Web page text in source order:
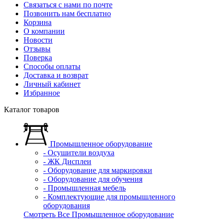
Связаться с нами по почте
Позвонить нам бесплатно
Корзина
О компании
Новости
Отзывы
Поверка
Способы оплаты
Доставка и возврат
Личный кабинет
Избранное
Каталог товаров
Промышленное оборудование
- Осушители воздуха
- ЖК Дисплеи
- Оборудование для маркировки
- Оборудование для обучения
- Промышленная мебель
- Комплектующие для промышленного
оборудования
Смотреть Все Промышленное оборудование